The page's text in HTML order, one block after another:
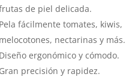
de piel delicada.
Pela fácilmente tomates, kiwis,
melocotones, nectarinas y más.
Diseño ergonómico y cómodo.
Gran precisión y rapidez.